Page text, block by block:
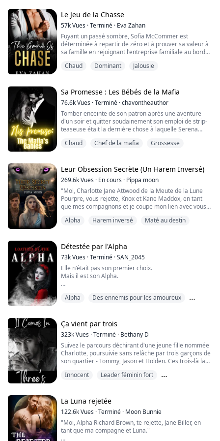
vo...
Le Jeu de la Chasse
57kVues ·Terminé · Eva Zahan
Fuyant un passé sombre, Sofia McCommer est
déterminée à repartir de zéro et à prouver sa valeur à
sa famille en rejoignant l'entreprise familiale au bord
voulait croiser. Avec seulement des ténèbres dans son
cœur mort, il ne connaît pas la gentillesse et éprouve
une haine inten...
Chaud Dominant Jalousie
Sa Promesse : Les Bébés de la Mafia
76.6kVues ·Terminé ·chavontheauthor
Tomber enceinte de son patron après une aventure
d'un soir et quitter soudainement son emploi de strip-
teaseuse était la dernière chose à laquelle Serena
de la mafia.
franc, mais d'une manière ou d'une autre, ils doivent
faire en sorte que cela fonctionne. Lorsque Christian
force Ser...
Chaud Chef de la mafia Grossesse
Leur Obsession Secrète (Un Harem Inversé)
269.6kVues · En cours · Pippa moon
"Moi, Charlotte Jane Attwood de la Meute de la Lune
Pourpre, vous rejette, Knox et Kane Maddox, en tant
que mes compagnons et je coupe mon lien avec vous
avec une douleur non exprimée en voyant mes
chasser les larmes que je sentais menacer de tomber
de...
Alpha Harem inversé Maté au destin
Détestée par l'Alpha
73kVues ·Terminé ·SAN_2045
Elle n'était pas son premier choix.
Mais il est son Alpha.
Rose Williams s'est révélée être une Oméga et a été
qu'elle n'est qu'un jouet pour les Alphas. Son seul
espoir était d'atteindre ses vingt et un ans et de
s'installer avec Zain, un Alpha qui lui avait promis de
l'aimer et de la ...
Alpha
Des ennemis pour les amoureux
Ça vient par trois
323kVues ·Terminé · Bethany D
Suivez le parcours déchirant d'une jeune fille nommée
Charlotte, poursuivie sans relâche par trois garçons de
son quartier - Tommy, Jason et Holden. Ces trois-là la
obsession malsaine pour sa personnalité timide...
emprise pour survivre... même si cela signifie faire
quelque chose qu'elle re...
Innocent
Leader féminin fort
La Luna rejetée
122.6kVues ·Terminé · Moon Bunnie
"Moi, Alpha Richard Brown, te rejette, Jane Biller, en
tant que ma compagne et Luna."